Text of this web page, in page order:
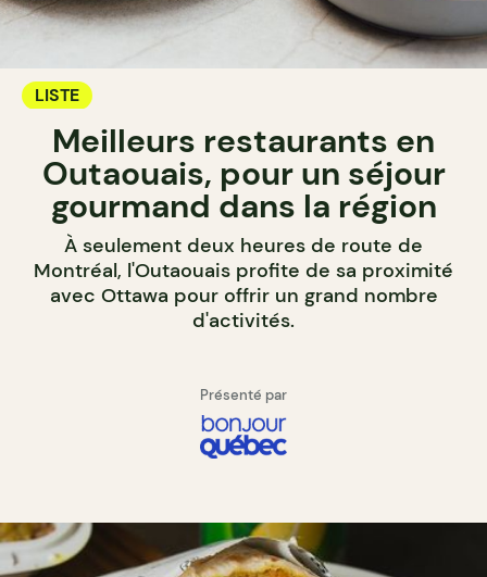
LISTE
Meilleurs restaurants en
Outaouais, pour un séjour
gourmand dans la région
À seulement deux heures de route de
Montréal, l'Outaouais profite de sa proximité
avec Ottawa pour offrir un grand nombre
d'activités.
Présenté par